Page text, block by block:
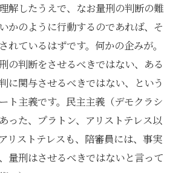
解したうえで、なお量刑の判断の難
かのように行動するのであれば、そ
れているはずです。何かの企みが。
の判断をさせるべきではない、ある
に関与させるべきではない、という
ト主義です。民主主義（デモクラシ
った、プラトン、アリストテレス以
リストテレスも、陪審員には、事実
量刑はさせるべきではないと言って